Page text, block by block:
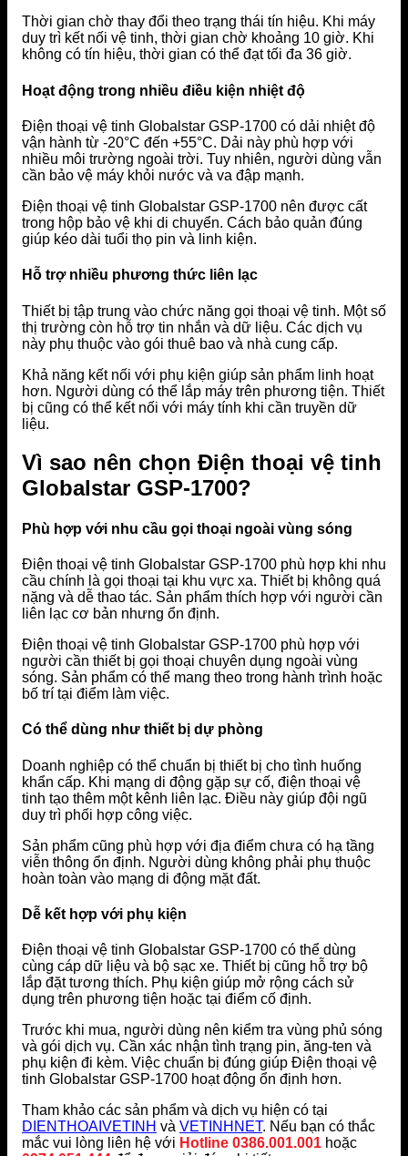
Thời gian chờ thay đổi theo trạng thái tín hiệu. Khi máy
duy trì kết nối vệ tinh, thời gian chờ khoảng 10 giờ. Khi
không có tín hiệu, thời gian có thể đạt tối đa 36 giờ.
Hoạt động trong nhiều điều kiện nhiệt độ
Điện thoại vệ tinh Globalstar GSP-1700 có dải nhiệt độ
vận hành từ -20°C đến +55°C. Dải này phù hợp với
nhiều môi trường ngoài trời. Tuy nhiên, người dùng vẫn
cần bảo vệ máy khỏi nước và va đập mạnh.
Điện thoại vệ tinh Globalstar GSP-1700 nên được cất
trong hộp bảo vệ khi di chuyển. Cách bảo quản đúng
giúp kéo dài tuổi thọ pin và linh kiện.
Hỗ trợ nhiều phương thức liên lạc
Thiết bị tập trung vào chức năng gọi thoại vệ tinh. Một số
thị trường còn hỗ trợ tin nhắn và dữ liệu. Các dịch vụ
này phụ thuộc vào gói thuê bao và nhà cung cấp.
Khả năng kết nối với phụ kiện giúp sản phẩm linh hoạt
hơn. Người dùng có thể lắp máy trên phương tiện. Thiết
bị cũng có thể kết nối với máy tính khi cần truyền dữ
liệu.
Vì sao nên chọn Điện thoại vệ tinh
Globalstar GSP-1700?
Phù hợp với nhu cầu gọi thoại ngoài vùng sóng
Điện thoại vệ tinh Globalstar GSP-1700 phù hợp khi nhu
cầu chính là gọi thoại tại khu vực xa. Thiết bị không quá
nặng và dễ thao tác. Sản phẩm thích hợp với người cần
liên lạc cơ bản nhưng ổn định.
Điện thoại vệ tinh Globalstar GSP-1700 phù hợp với
người cần thiết bị gọi thoại chuyên dụng ngoài vùng
sóng. Sản phẩm có thể mang theo trong hành trình hoặc
bố trí tại điểm làm việc.
Có thể dùng như thiết bị dự phòng
Doanh nghiệp có thể chuẩn bị thiết bị cho tình huống
khẩn cấp. Khi mạng di động gặp sự cố, điện thoại vệ
tinh tạo thêm một kênh liên lạc. Điều này giúp đội ngũ
duy trì phối hợp công việc.
Sản phẩm cũng phù hợp với địa điểm chưa có hạ tầng
viễn thông ổn định. Người dùng không phải phụ thuộc
hoàn toàn vào mạng di động mặt đất.
Dễ kết hợp với phụ kiện
Điện thoại vệ tinh Globalstar GSP-1700 có thể dùng
cùng cáp dữ liệu và bộ sạc xe. Thiết bị cũng hỗ trợ bộ
lắp đặt tương thích. Phụ kiện giúp mở rộng cách sử
dụng trên phương tiện hoặc tại điểm cố định.
Trước khi mua, người dùng nên kiểm tra vùng phủ sóng
và gói dịch vụ. Cần xác nhận tình trạng pin, ăng-ten và
phụ kiện đi kèm. Việc chuẩn bị đúng giúp Điện thoại vệ
tinh Globalstar GSP-1700 hoạt động ổn định hơn.
Tham khảo các sản phẩm và dịch vụ hiện có tại
DIENTHOAIVETINH và VETINHNET. Nếu bạn có thắc
mắc vui lòng liên hệ với Hotline 0386.001.001 hoặc